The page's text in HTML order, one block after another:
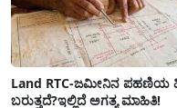
Land RTC-ಜಮೀನಿನ ಪಹಣಿಯ
ಬರುತ್ತದೆ?ಇಲ್ಲಿದೆ ಅಗತ್ಯ ಮಾಹಿತಿ!